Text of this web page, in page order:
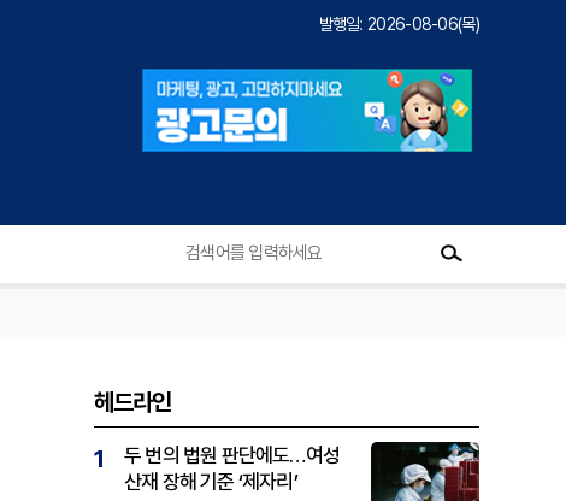
발행일: 2026-08-06(목)
헤드라인
1
두 번의 법원 판단에도…여성
산재 장해 기준 ‘제자리’